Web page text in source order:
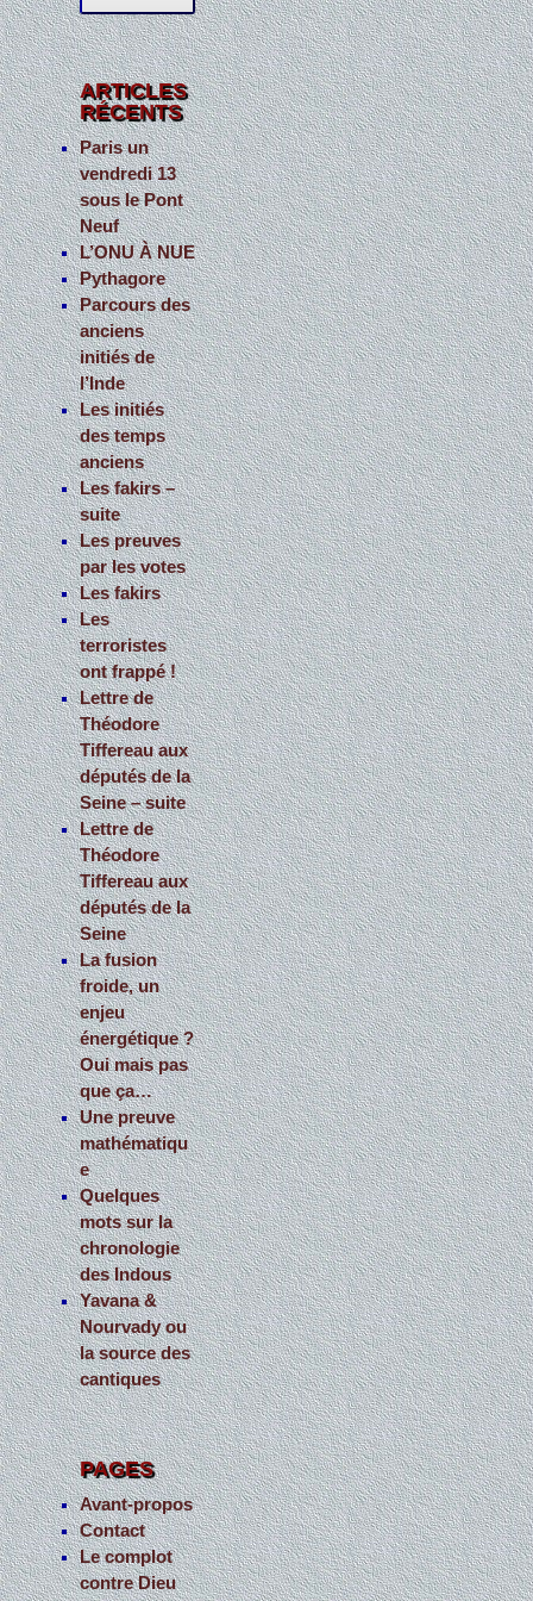
c
h
e
r
c
h
e
r
:
ARTICLES
RÉCENTS
Paris un
vendredi 13
sous le Pont
Neuf
L’ONU À NUE
Pythagore
Parcours des
anciens
initiés de
l’Inde
Les initiés
des temps
anciens
Les fakirs –
suite
Les preuves
par les votes
Les fakirs
Les
terroristes
ont frappé !
Lettre de
Théodore
Tiffereau aux
députés de la
Seine – suite
Lettre de
Théodore
Tiffereau aux
députés de la
Seine
La fusion
froide, un
enjeu
énergétique ?
Oui mais pas
que ça…
Une preuve
mathématiqu
e
Quelques
mots sur la
chronologie
des Indous
Yavana &
Nourvady ou
la source des
cantiques
PAGES
Avant-propos
Contact
Le complot
contre Dieu